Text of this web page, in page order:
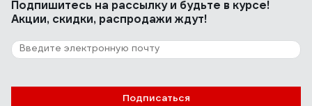
Подпишитесь на рассылкуи будьте в курсе!
Акции, скидки, распродажи ждут!
Подписаться